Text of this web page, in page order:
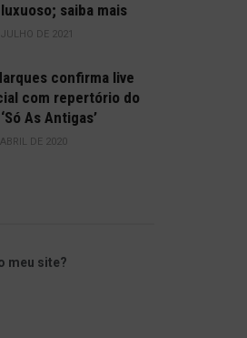
saiba mais
DE 2021
confirma live
com repertório do
As Antigas’
DE 2020
meu site?